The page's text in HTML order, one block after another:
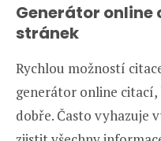
Generátor
stránek
Rychlou možností
generátor online
dobře. Často vyhazuje